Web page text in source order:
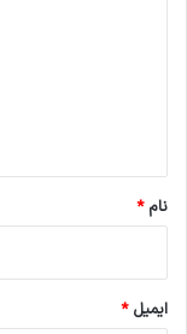
نام*
ایمیل*